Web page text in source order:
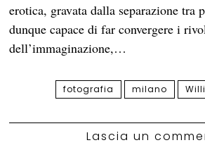
erotica, gravata dalla separazione tra
dunque capace di far convergere i
dell’immaginazione,…
fotografia milano
Lascia un